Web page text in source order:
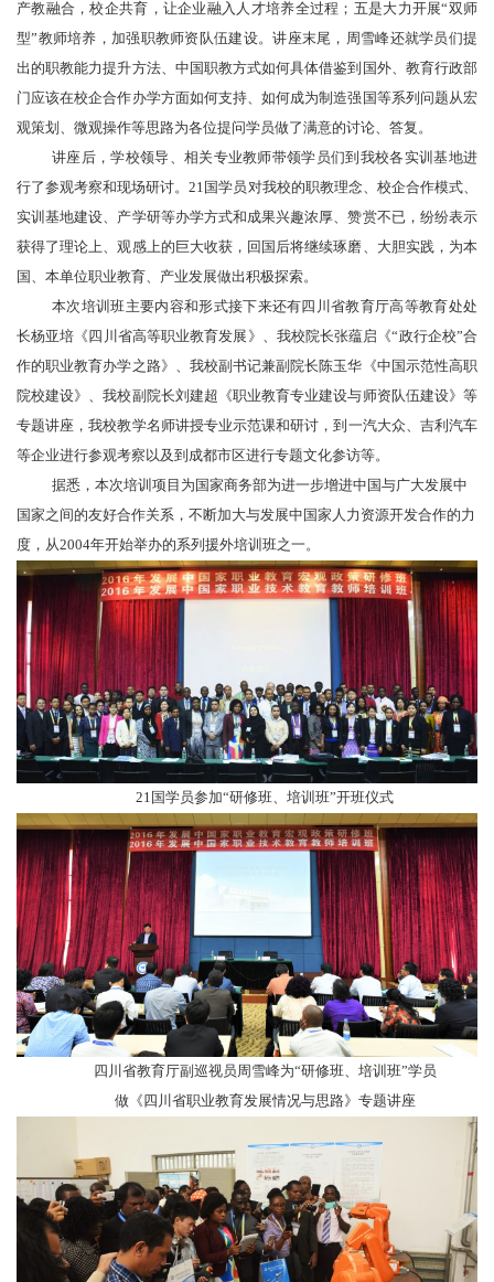
产教融合，校企共育，让企业融入人才培养全过程；五是大力开展“双师
型”教师培养，加强职教师资队伍建设。讲座末尾，周雪峰还就学员们提
出的职教能力提升方法、中国职教方式如何具体借鉴到国外、教育行政部
门应该在校企合作办学方面如何支持、如何成为制造强国等系列问题从宏
观策划、微观操作等思路为各位提问学员做了满意的讨论、答复。
讲座后，学校领导、相关专业教师带领学员们到我校各实训基地进
行了参观考察和现场研讨。21国学员对我校的职教理念、校企合作模式、
实训基地建设、产学研等办学方式和成果兴趣浓厚、赞赏不已，纷纷表示
获得了理论上、观感上的巨大收获，回国后将继续琢磨、大胆实践，为本
国、本单位职业教育、产业发展做出积极探索。
本次培训班主要内容和形式接下来还有四川省教育厅高等教育处处
长杨亚培《四川省高等职业教育发展》、我校院长张蕴启《“政行企校”合
作的职业教育办学之路》、我校副书记兼副院长陈玉华《中国示范性高职
院校建设》、我校副院长刘建超《职业教育专业建设与师资队伍建设》等
专题讲座 ，我校教学名师讲授专业示范课和研讨，到一汽大众、吉利汽车
等企业进行参观考察以及到成都市区进行专题文化参访等。
据悉，本次培训项目为国家商务部为进一步增进中国与广大发展中
国家之间的友好合作关系，不断加大与发展中国家人力资源开发合作的力
度，从2004年开始举办的系列援外培训班之一。
21国学员参加“研修班、培训班”开班仪式
四川省教育厅副巡视员周雪峰为“研修班、培训班”学员
做《四川省职业教育发展情况与思路》专题讲座